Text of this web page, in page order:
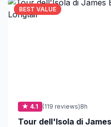
BEST VALUE
★ 4.1 (119 reviews)8h
Tour dell'Isola di